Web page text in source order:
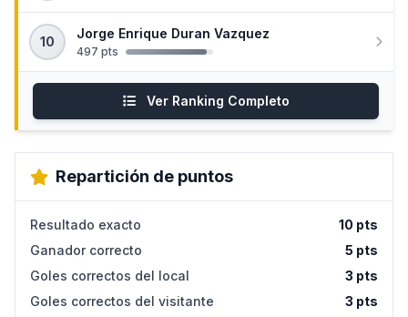
10
Jorge Enrique Duran Vazquez
497 pts
Ver Ranking Completo
Repartición de puntos
Resultado exacto
10 pts
Ganador correcto
5 pts
Goles correctos del local
3 pts
Goles correctos del visitante
3 pts